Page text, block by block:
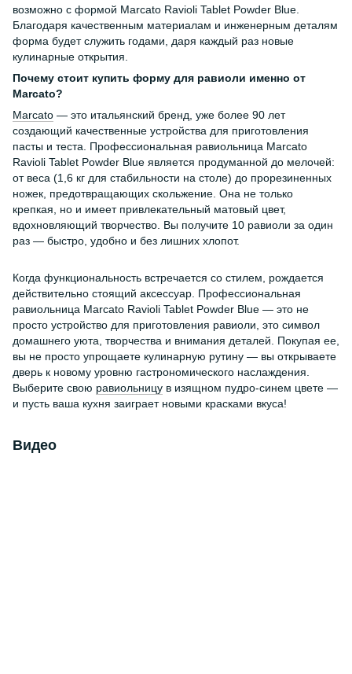
возможно с формой Marcato Ravioli Tablet Powder Blue.
Благодаря качественным материалам и инженерным деталям
форма будет служить годами, даря каждый раз новые
кулинарные открытия.
Почему стоит купить форму для равиоли именно от
Marcato?
Marcato — это итальянский бренд, уже более 90 лет
создающий качественные устройства для приготовления
пасты и теста. Профессиональная равиольница Marcato
Ravioli Tablet Powder Blue является продуманной до мелочей:
от веса (1,6 кг для стабильности на столе) до прорезиненных
ножек, предотвращающих скольжение. Она не только
крепкая, но и имеет привлекательный матовый цвет,
вдохновляющий творчество. Вы получите 10 равиоли за один
раз — быстро, удобно и без лишних хлопот.
Когда функциональность встречается со стилем, рождается
действительно стоящий аксессуар. Профессиональная
равиольница Marcato Ravioli Tablet Powder Blue — это не
просто устройство для приготовления равиоли, это символ
домашнего уюта, творчества и внимания деталей. Покупая ее,
вы не просто упрощаете кулинарную рутину — вы открываете
дверь к новому уровню гастрономического наслаждения.
Выберите свою равиольницу в изящном пудро-синем цвете —
и пусть ваша кухня заиграет новыми красками вкуса!
Видео